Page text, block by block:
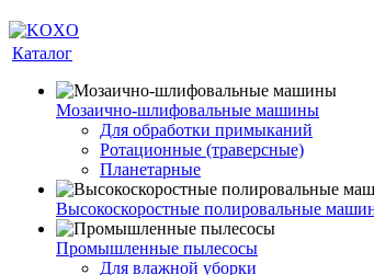
Каталог
Мозаично-шлифовальные машины
Для обработки примыканий
Ротационные (траверсные)
Планетарные
Высокоскоростные полировальные
Промышленные пылесосы
Для влажной уборки